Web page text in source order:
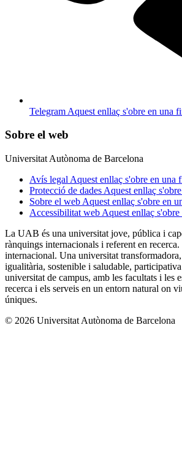
Telegram Aquest enllaç s'obre en una
Sobre el web
Universitat Autònoma de Barcelona
Avís legal Aquest enllaç s'obre en una
Protecció de dades Aquest enllaç
Sobre el web Aquest enllaç s'obre en
Accessibilitat web Aquest enllaç
La UAB és una universitat jove, pública i
rànquings internacionals i referent en
internacional. Una universitat
igualitària, sostenible i saludable,
universitat de campus, amb les facultats i les
recerca i els serveis en un entorn natural on
úniques.
© 2026 Universitat Autònoma de Barcelona